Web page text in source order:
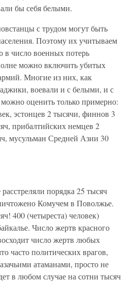
бы себя белыми.
с трудом могут быть
Поэтому их учитываем
в число военных потерь
можно включить убитых
Многие из них, как
воевали и с белыми, и с
оценить только примерно:
эстонцев 2 тысячи, финнов 3
прибалтийских немцев 2
мусульман Средней Азии 30
порядка 25 тысяч
Комучем в Поволжье.
400 (четыреста) человек)
Число жертв красного
число жертв любых
часто политических врагов,
атаманами, просто не
в любом случае на сотни тысяч